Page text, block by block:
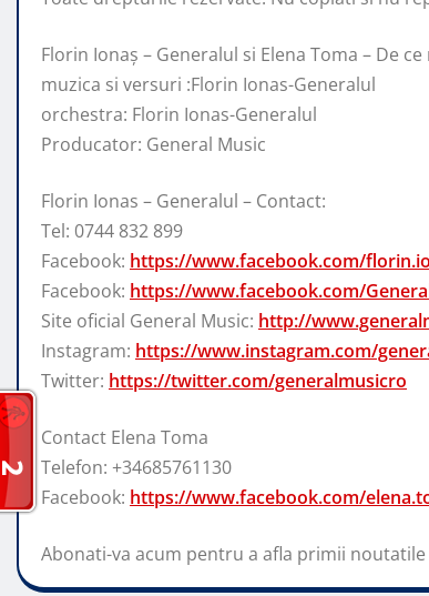
Florin Ionaș – Generalul si Elena Toma – De
muzica si versuri :Florin Ionas-Generalul
orchestra: Florin Ionas-Generalul
Producator: General Music
Florin Ionas – Generalul – Contact:
Tel: 0744 832 899
Facebook: https://www.facebook.com/
Facebook: https://www.facebook.com/
Site oficial General Music: http://
Instagram: https://www.instagram.com/
Twitter: https://twitter.com/generalmusicro
Contact Elena Toma
Telefon: +34685761130
Facebook: https://www.facebook.com/
Abonati-va acum pentru a afla primii noutatile